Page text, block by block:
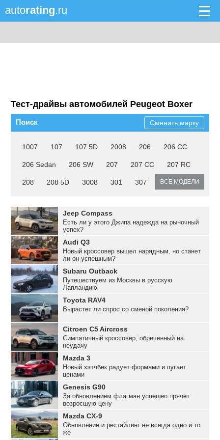
autorating.ru
Тест-драйвы автомобилей Peugeot Boxer
Поиск Сменить марку
1007 107 107 5D 2008 206 206 CC
206 Sedan 206 SW 207 207 CC 207 RC
208 208 5D 3008 301 307 ВСЕ МОДЕЛИ
Jeep Compass
Есть ли у этого Джипа надежда на рыночный
успех?
Audi Q3
Новый кроссовер вышел нарядным, но станет
ли он успешным?
Subaru Outback
Путешествуем из Москвы в русскую
Лапландию
Toyota RAV4
Вырастет ли спрос со сменой поколения?
Citroen C5 Aircross
Симпатичный кроссовер, обреченный на
неудачу
Mazda 3
Новый хэтчбек радует формами и пугает
ценами
Genesis G90
За обновлением флагман успешно прячет
возросшую цену
Mazda CX-9
Обновление и рестайлинг не всегда одно и то
же